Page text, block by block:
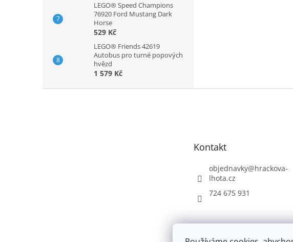
LEGO® Speed Champions
76920 Ford Mustang Dark
Horse
529 Kč
LEGO® Friends 42619
Autobus pro turné popových
hvězd
1 579 Kč
Kontakt
objednavky@hrackova-
lhota.cz
724 675 931